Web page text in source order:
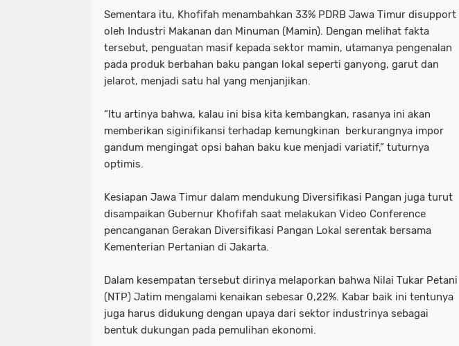
Sementara itu, Khofifah menambahkan 33% PDRB Jawa Timur disupport
oleh Industri Makanan dan Minuman (Mamin). Dengan melihat fakta
tersebut, penguatan masif kepada sektor mamin, utamanya pengenalan
pada produk berbahan baku pangan lokal seperti ganyong, garut dan
jelarot, menjadi satu hal yang menjanjikan.
“Itu artinya bahwa, kalau ini bisa kita kembangkan, rasanya ini akan
memberikan siginifikansi terhadap kemungkinan berkurangnya impor
gandum mengingat opsi bahan baku kue menjadi variatif,” tuturnya
optimis.
Kesiapan Jawa Timur dalam mendukung Diversifikasi Pangan juga turut
disampaikan Gubernur Khofifah saat melakukan Video Conference
pencanganan Gerakan Diversifikasi Pangan Lokal serentak bersama
Kementerian Pertanian di Jakarta.
Dalam kesempatan tersebut dirinya melaporkan bahwa Nilai Tukar Petani
(NTP) Jatim mengalami kenaikan sebesar 0,22%. Kabar baik ini tentunya
juga harus didukung dengan upaya dari sektor industrinya sebagai
bentuk dukungan pada pemulihan ekonomi.